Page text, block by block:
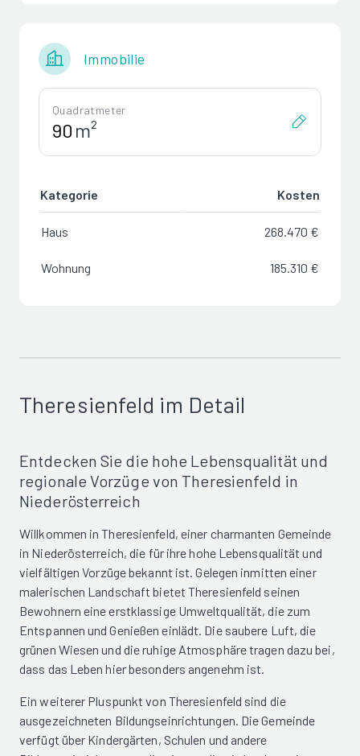
Immobilie
Quadratmeter
m²
Kategorie Kosten
Haus 268.470 €
Wohnung 185.310 €
Theresienfeld im Detail
Entdecken Sie die hohe Lebensqualität und
regionale Vorzüge von Theresienfeld in
Niederösterreich
Willkommen in Theresienfeld, einer charmanten Gemeinde
in Niederösterreich, die für ihre hohe Lebensqualität und
vielfältigen Vorzüge bekannt ist. Gelegen inmitten einer
malerischen Landschaft bietet Theresienfeld seinen
Bewohnern eine erstklassige Umweltqualität, die zum
Entspannen und Genießen einlädt. Die saubere Luft, die
grünen Wiesen und die ruhige Atmosphäre tragen dazu bei,
dass das Leben hier besonders angenehm ist.
Ein weiterer Pluspunkt von Theresienfeld sind die
ausgezeichneten Bildungseinrichtungen. Die Gemeinde
verfügt über Kindergärten, Schulen und andere